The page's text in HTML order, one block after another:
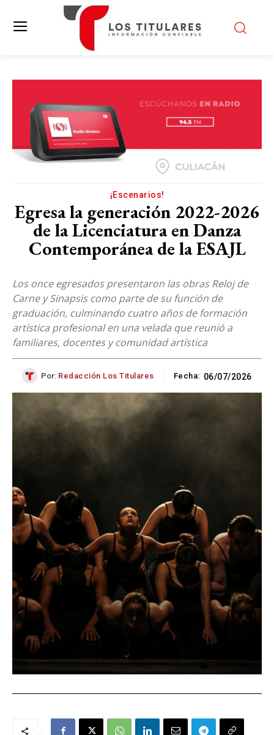
¡Escenarios!
Egresa la generación 2022-2026
de la Licenciatura en Danza
Contemporánea de la ESAJL
Los once egresados presentaron las obras Reloj de
Carne y Sinapsis como parte de su función de
graduación, culminando cuatro años de formación
artística profesional en una velada que reunió a
familiares, docentes y comunidad artística
Por: Redacción Los Titulares Fecha: 06/07/2026